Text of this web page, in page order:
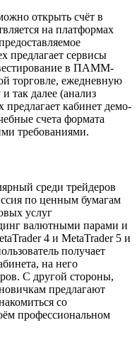
открыть счёт в
на платформах
предлагает сервисы
в ПАММ-
торговле, ежедневную
так далее (анализ
кабинет демо-
счета формата
требованиями.
среди трейдеров
по ценным бумагам
услуг
валютными парами и
4 и MetaTrader 5 и
получает
на него
С другой стороны,
предлагают
со
профессиональном